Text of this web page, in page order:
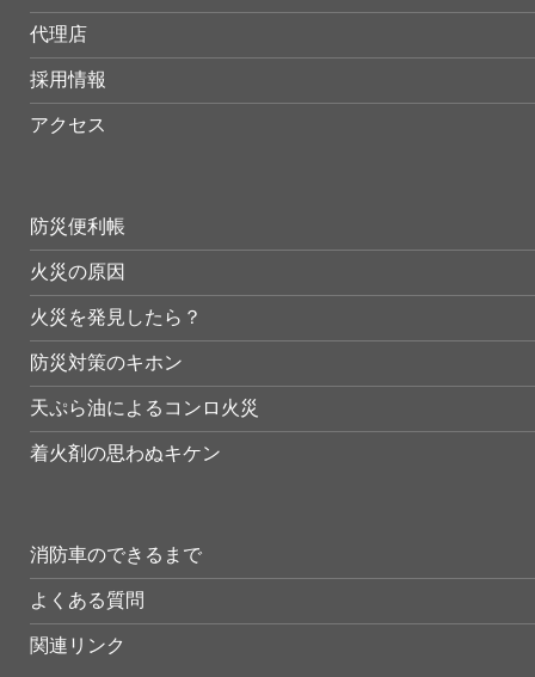
代理店
採用情報
アクセス
防災便利帳
火災の原因
火災を発見したら？
防災対策のキホン
天ぷら油によるコンロ火災
着火剤の思わぬキケン
消防車のできるまで
よくある質問
関連リンク